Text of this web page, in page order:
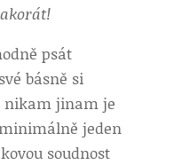
psát
básně si
jinam je
jeden
soudnost